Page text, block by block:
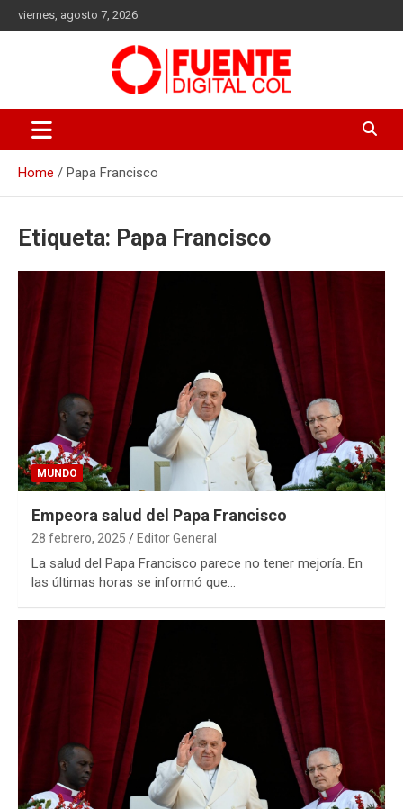
to
viernes, agosto 7, 2026
Fuente Digital Col
Home Papa Francisco
Etiqueta: Papa Francisco
MUNDO
Empeora salud del Papa Francisco
28 febrero, 2025 Editor General
La salud del Papa Francisco parece no tener mejoría. En
las últimas horas se informó que…